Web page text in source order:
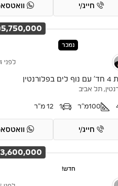
חייג/י
נמכר
לפני 4 חודשים
תל אביב
100מ"ר 1 12 מ"ר
חייג/י
חדש!